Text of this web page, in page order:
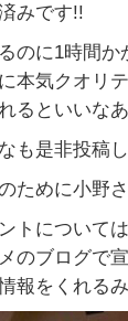
みです!!
のに1時間か
本気クオリ
るといいなあ
も是非投稿
ために小野
トについては
のブログで
報をくれる